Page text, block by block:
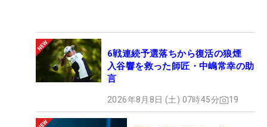
6戦連続予選落ちから復活の狼煙
入谷響を救った師匠・中嶋常幸の助
言
2026年8月8日 (土) 07時45分 19